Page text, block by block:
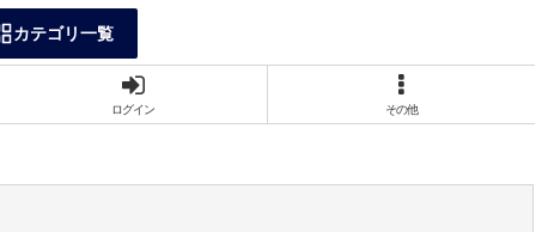
カテゴリ一覧
ログイン その他